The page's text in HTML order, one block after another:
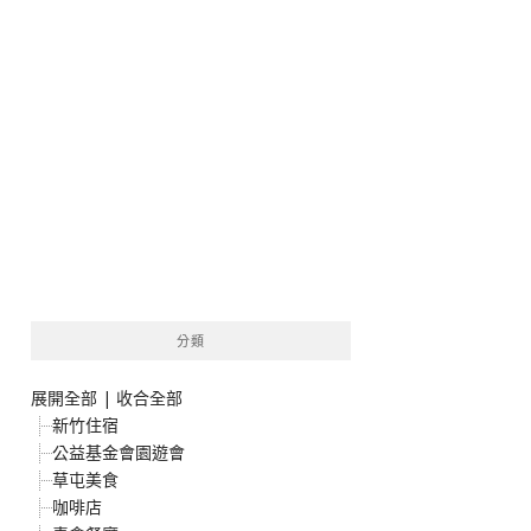
分類
展開全部 | 收合全部
新竹住宿
公益基金會園遊會
草屯美食
咖啡店